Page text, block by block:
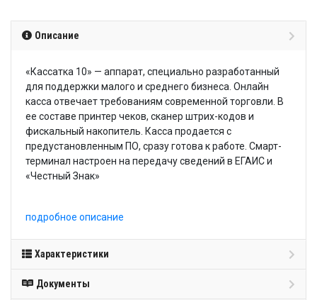
Описание
«Кассатка 10» — аппарат, специально разработанный
для поддержки малого и среднего бизнеса. Онлайн
касса отвечает требованиям современной торговли. В
ее составе принтер чеков, сканер штрих-кодов и
фискальный накопитель. Касса продается с
предустановленным ПО, сразу готова к работе. Смарт-
терминал настроен на передачу сведений в ЕГАИС и
«Честный Знак»
подробное описание
Характеристики
Документы